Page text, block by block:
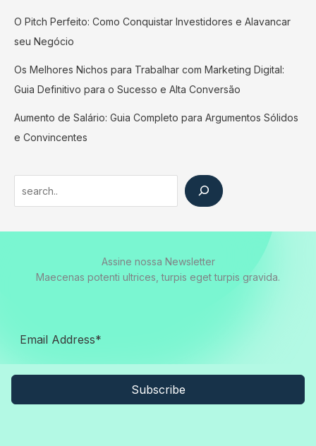
O Pitch Perfeito: Como Conquistar Investidores e Alavancar
seu Negócio
Os Melhores Nichos para Trabalhar com Marketing Digital:
Guia Definitivo para o Sucesso e Alta Conversão
Aumento de Salário: Guia Completo para Argumentos Sólidos
e Convincentes
Assine nossa Newsletter
Maecenas potenti ultrices, turpis eget turpis gravida.
Subscribe